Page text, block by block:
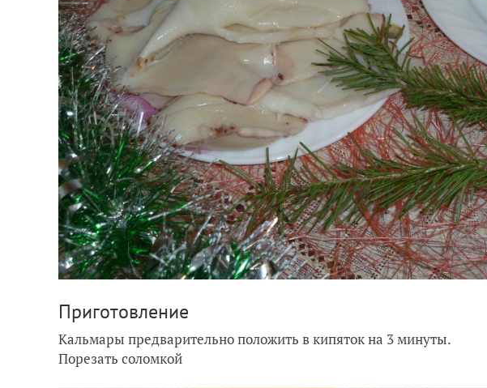
Приготовление
Кальмары предварительно положить в кипяток на 3 минуты.
Порезать соломкой